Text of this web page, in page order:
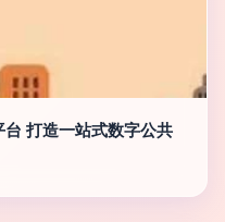
台 打造一站式数字公共